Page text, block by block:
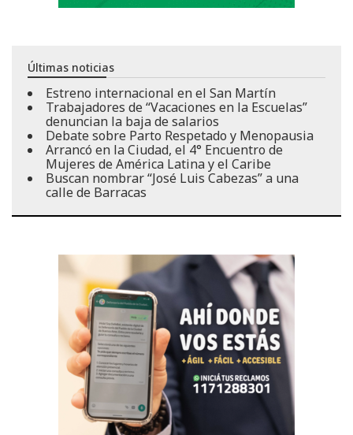
Últimas noticias
Estreno internacional en el San Martín
Trabajadores de “Vacaciones en la Escuelas”
denuncian la baja de salarios
Debate sobre Parto Respetado y Menopausia
Arrancó en la Ciudad, el 4° Encuentro de
Mujeres de América Latina y el Caribe
Buscan nombrar “José Luis Cabezas” a una
calle de Barracas